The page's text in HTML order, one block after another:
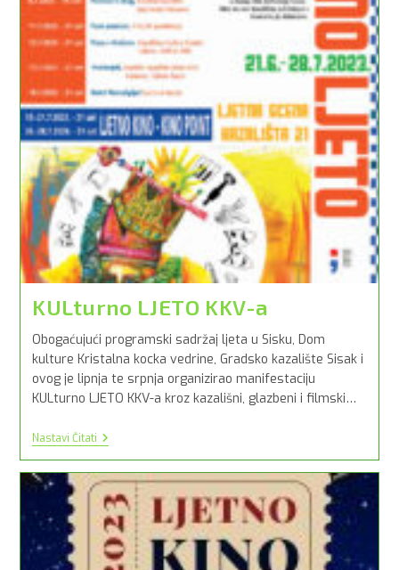
KULturno LJETO KKV-a
Obogaćujući programski sadržaj ljeta u Sisku, Dom
kulture Kristalna kocka vedrine, Gradsko kazalište Sisak i
ovog je lipnja te srpnja organizirao manifestaciju
KULturno LJETO KKV-a kroz kazališni, glazbeni i filmski…
Nastavi ČitatiKULturno
LJETO
KKV-
A